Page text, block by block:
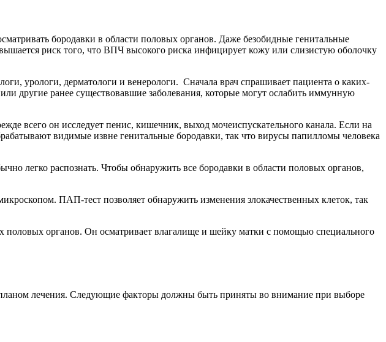
бородавки в области половых органов. Даже безобидные генитальные
риск того, что ВПЧ высокого риска инфицирует кожу или слизистую оболочку
урологи, дерматологи и венерологи. Сначала врач спрашивает пациента о каких-
другие ранее существовавшие заболевания, которые могут ослабить иммунную
всего он исследует пенис, кишечник, выход мочеиспускательного канала. Если на
видимые извне генитальные бородавки, так что вирусы папилломы человека
легко распознать. Чтобы обнаружить все бородавки в области половых органов,
ПАП-тест позволяет обнаружить изменения злокачественных клеток, так
органов. Он осматривает влагалище и шейку матки с помощью специального
лечения. Следующие факторы должны быть приняты во внимание при выборе